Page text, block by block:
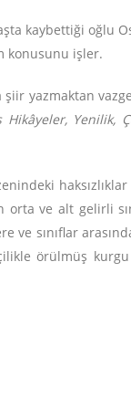
kaybettiği oğlu
konusunu işler.
yazmaktan
Hikâyeler, Yenilik,
orta ve alt gelirli
ve sınıflar
örülmüş